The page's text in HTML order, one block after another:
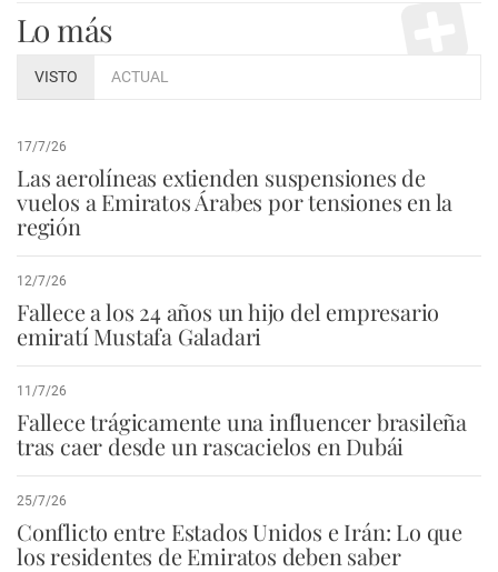
Lo más
VISTO ACTUAL
17/7/26
Las aerolíneas extienden suspensiones de
vuelos a Emiratos Árabes por tensiones en la
región
12/7/26
Fallece a los 24 años un hijo del empresario
emiratí Mustafa Galadari
11/7/26
Fallece trágicamente una influencer brasileña
tras caer desde un rascacielos en Dubái
25/7/26
Conflicto entre Estados Unidos e Irán: Lo que
los residentes de Emiratos deben saber